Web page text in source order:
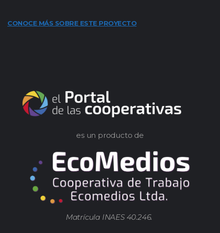
CONOCE MÁS SOBRE ESTE PROYECTO
es un producto de
Matrícula INAES 40.246.